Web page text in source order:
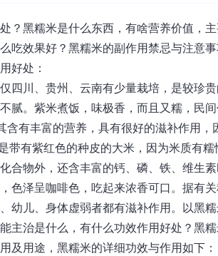
？黑糯米是什么东西，有啥营养价值，
吃效果好？黑糯米的副作用禁忌与注意
好处 ：
川、贵州、云南有少量栽培，是较珍贵
腻。紫米煮饭，味极香，而且又糯，民
有丰富的营养，具有很好的滋补作用，
带有紫红色的种皮的大米，因为米质有
合物外，还含丰富的钙、磷、铁、维生
色泽呈咖啡色，吃起来浓香可口。据有
幼儿、身体虚弱者都有滋补作用。以黑
主治是什么，有什么功效作用好处？黑
及用途，黑糯米的详细功效与作用如下：